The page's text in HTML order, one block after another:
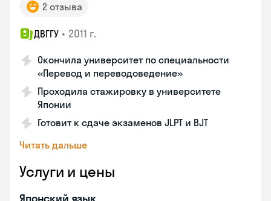
2 отзыва
ДВГГУ • 2011 г.
Окончила университет по специальности
«Перевод и переводоведение»
Проходила стажировку в университете
Японии
Готовит к сдаче экзаменов JLPT и BJT
Читать дальше
Услуги и цены